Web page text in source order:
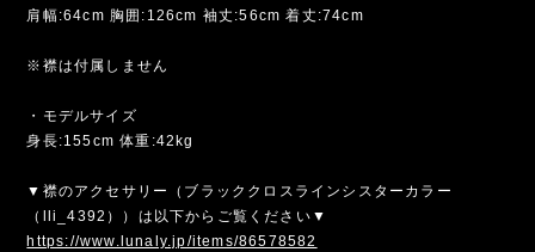
肩幅:64cm 胸囲:126cm 袖丈:56cm 着丈:74cm
※襟は付属しません
・モデルサイズ
身長:155cm 体重:42kg
▼襟のアクセサリー（ブラッククロスラインシスターカラー
（lli_4392））は以下からご覧ください▼
https://www.lunaly.jp/items/86578582